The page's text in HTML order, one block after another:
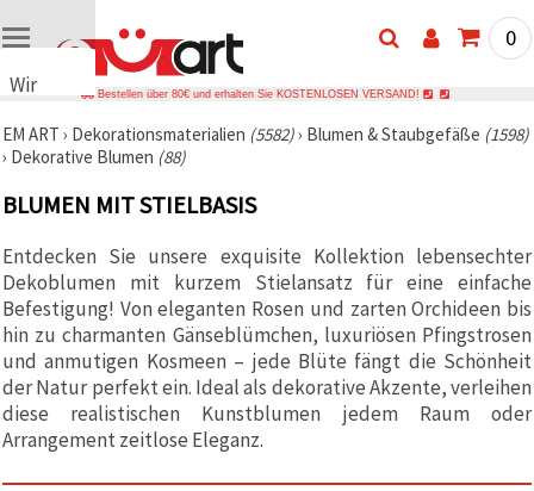
Wir
Cookies
🍪 Wir
Cookies
ähnliche
Technologien,
um das
ordnungsgemäße
Funktionieren
der Website
sicherzustellen,
Ihr
Nutzungserlebnis
zu
verbessern
und, mit
0
Bestellen über 80€ und erhalten Sie KOSTENLOSEN VERSAND!
EM ART › Dekorationsmaterialien (5582)› Blumen & Staubgefäße (1598)
› Dekorative Blumen (88)
BLUMEN MIT STIELBASIS
Entdecken Sie unsere exquisite Kollektion lebensechter
Dekoblumen mit kurzem Stielansatz für eine einfache
Befestigung! Von eleganten Rosen und zarten Orchideen bis
hin zu charmanten Gänseblümchen, luxuriösen Pfingstrosen
und anmutigen Kosmeen – jede Blüte fängt die Schönheit
der Natur perfekt ein. Ideal als dekorative Akzente, verleihen
diese realistischen Kunstblumen jedem Raum oder
Arrangement zeitlose Eleganz.